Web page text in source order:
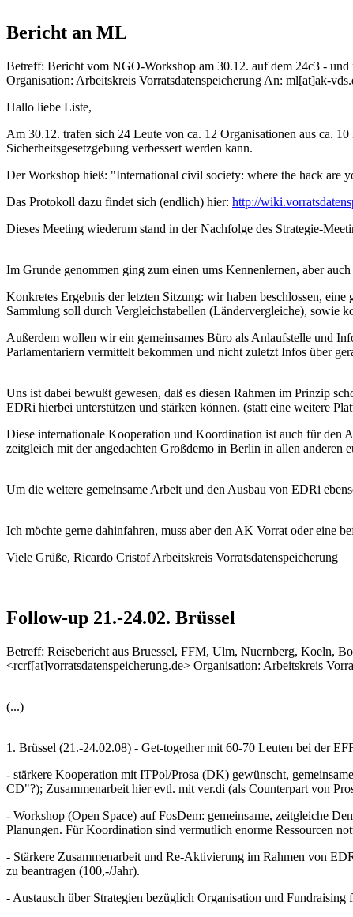
Bericht an ML
Betreff: Bericht vom NGO-Workshop am 30.12. auf dem 24c3 -
Organisation: Arbeitskreis Vorratsdatenspeicherung An: ml[at]ak-
Hallo liebe Liste,
Am 30.12. trafen sich 24 Leute von ca. 12 Organisationen aus ca.
Sicherheitsgesetzgebung verbessert werden kann.
Der Workshop hieß: "International civil society: where the hack are
Das Protokoll dazu findet sich (endlich) hier: http://
Dieses Meeting wiederum stand in der Nachfolge des Strategie-
Im Grunde genommen ging zum einen ums Kennenlernen, aber
Konkretes Ergebnis der letzten Sitzung: wir haben beschlossen,
Sammlung soll durch Vergleichstabellen (Ländervergleiche), sowie
Außerdem wollen wir ein gemeinsames Büro als Anlaufstelle und
Parlamentariern vermittelt bekommen und nicht zuletzt Infos über
Uns ist dabei bewußt gewesen, daß es diesen Rahmen im Prinzip
EDRi hierbei unterstützen und stärken können. (statt eine weitere
Diese internationale Kooperation und Koordination ist auch für den
zeitgleich mit der angedachten Großdemo in Berlin in allen anderen
Um die weitere gemeinsame Arbeit und den Ausbau von EDRi
Ich möchte gerne dahinfahren, muss aber den AK Vorrat oder eine
Viele Grüße, Ricardo Cristof Arbeitskreis Vorratsdatenspeicherung
Follow-up 21.-24.02. Brüssel
Betreff: Reisebericht aus Bruessel, FFM, Ulm, Nuernberg, Koeln,
<rcrf[at]vorratsdatenspeicherung.de> Organisation: Arbeitskreis
(...)
1. Brüssel (21.-24.02.08) - Get-together mit 60-70 Leuten bei der
- stärkere Kooperation mit ITPol/Prosa (DK) gewünscht,
CD"?); Zusammenarbeit hier evtl. mit ver.di (als Counterpart von
- Workshop (Open Space) auf FosDem: gemeinsame, zeitgleiche
Planungen. Für Koordination sind vermutlich enorme Ressourcen
- Stärkere Zusammenarbeit und Re-Aktivierung im Rahmen von
zu beantragen (100,-/Jahr).
- Austausch über Strategien bezüglich Organisation und